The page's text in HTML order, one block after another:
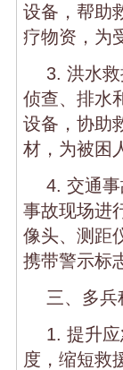
设备，帮助
疗物资，为
3. 洪水
侦查、排水
设备，协助
材，为被困
4. 交通
事故现场进
像头、测距
携带警示标
三、多
1. 提升
度，缩短救